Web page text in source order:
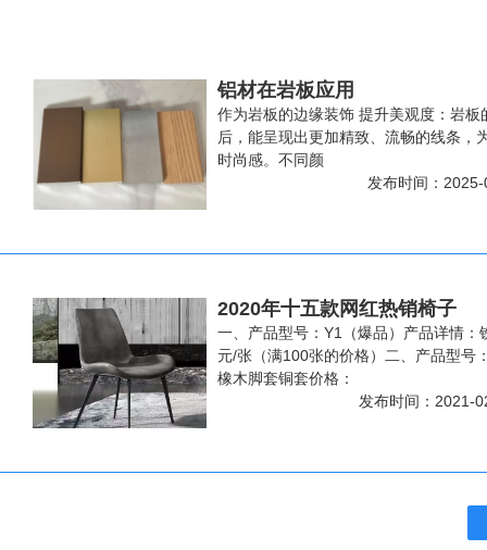
铝材在岩板应用
作为岩板的边缘装饰 提升美观度：岩板
后，能呈现出更加精致、流畅的线条，
时尚感。不同颜
发布时间：
2020年十五款网红热销椅子
一、产品型号：Y1（爆品）产品详情：
元/张（满100张的价格）二、产品型号
橡木脚套铜套价格：
发布时间：